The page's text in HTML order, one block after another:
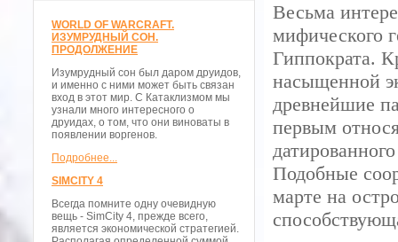
WORLD OF WARCRAFT.
ИЗУМРУДНЫЙ СОН.
ПРОДОЛЖЕНИЕ
Изумрудный сон был даром друидов,
и именно с ними может быть связан
вход в этот мир. С Катаклизмом мы
узнали много интересного о
друидах, о том, что они виноваты в
появлении воргенов.
Подробнее...
SIMCITY 4
Всегда помните одну очевидную
вещь - SimCity 4, прежде всего,
является экономической стратегией.
Весьма
мифического
Гиппократа.
насыщенной
древнейшие
первым
Подобные
марте на